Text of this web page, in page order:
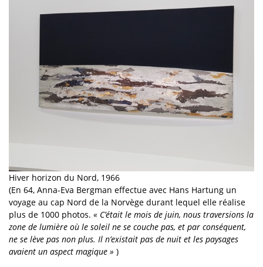
Hiver horizon du Nord, 1966
(En 64, Anna-Eva Bergman effectue avec Hans Hartung un
voyage au cap Nord de la Norvège durant lequel elle réalise
plus de 1000 photos. « C’était le mois de juin, nous traversions la
zone de lumière où le soleil ne se couche pas, et par conséquent,
ne se lève pas non plus. Il n’existait pas de nuit et les paysages
avaient un aspect magique » )